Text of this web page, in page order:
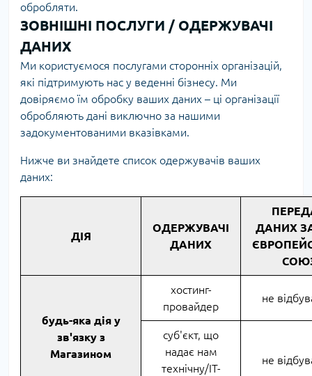
обробляти.
ЗОВНІШНІ ПОСЛУГИ / ОДЕРЖУВАЧІ
ДАНИХ
Ми користуємося послугами сторонніх організацій,
які підтримують нас у веденні бізнесу. Ми
довіряємо їм обробку ваших даних – ці організації
обробляють дані виключно за нашими
задокументованими вказівками.
Нижче ви знайдете список одержувачів ваших
даних:
ДІЯ
ОДЕРЖУВАЧІ
ДАНИХ
ДАНИХ
будь-яка дія у
зв'язку з
Магазином
хостинг-
провайдер
не
суб'єкт, що
надає нам
технічну/ІТ-
не